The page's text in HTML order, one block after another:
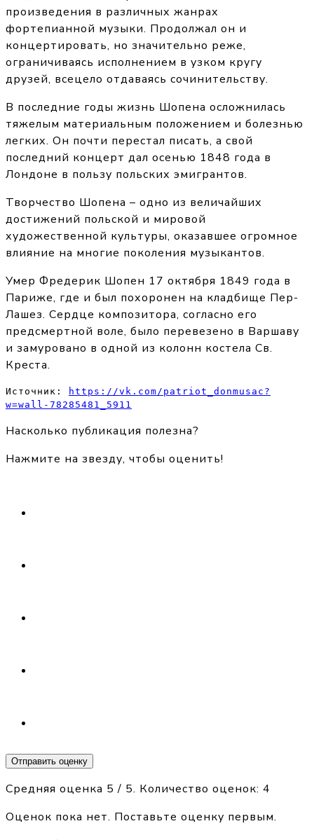
произведения в различных жанрах
фортепианной музыки. Продолжал он и
концертировать, но значительно реже,
ограничиваясь исполнением в узком кругу
друзей, всецело отдаваясь сочинительству.
В последние годы жизнь Шопена осложнилась
тяжелым материальным положением и болезнью
легких. Он почти перестал писать, а свой
последний концерт дал осенью 1848 года в
Лондоне в пользу польских эмигрантов.
Творчество Шопена – одно из величайших
достижений польской и мировой
художественной культуры, оказавшее огромное
влияние на многие поколения музыкантов.
Умер Фредерик Шопен 17 октября 1849 года в
Париже, где и был похоронен на кладбище Пер-
Лашез. Сердце композитора, согласно его
предсмертной воле, было перевезено в Варшаву
и замуровано в одной из колонн костела Св.
Креста.
Источник:
https://vk.com/patriot_donmusac?
w=wall-78285481_5911
Насколько публикация полезна?
Нажмите на звезду, чтобы оценить!
Отправить оценку
Средняя оценка 5 / 5. Количество оценок: 4
Оценок пока нет. Поставьте оценку первым.